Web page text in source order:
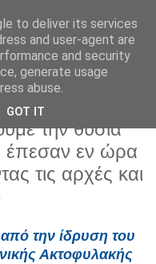
την θυσία
έπεσαν εν ώρα
τις αρχές και
την ίδρυση του
Ακτοφυλακής
to deliver its services
and user-agent are
and security
generate usage
abuse.
GOT IT